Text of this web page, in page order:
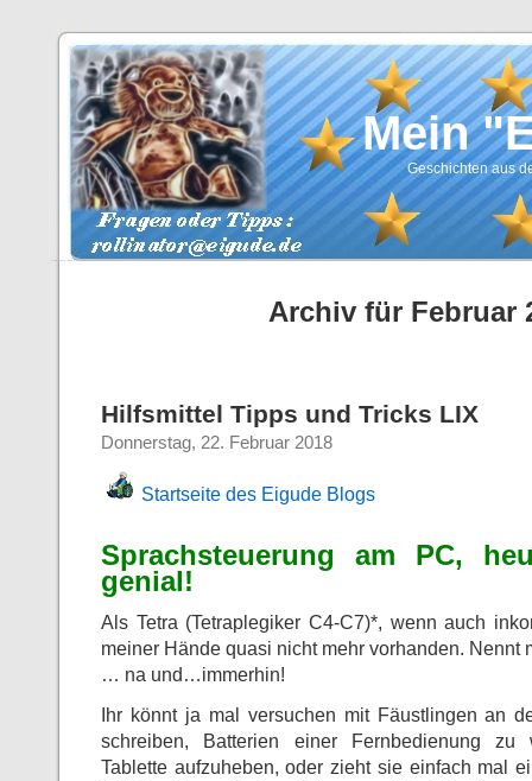
Mein
Geschichten aus
Archiv für Februar
Hilfsmittel Tipps und Tricks LIX
Donnerstag, 22. Februar 2018
Startseite des Eigude Blogs
Sprachsteuerung am PC,
genial!
Als Tetra (Tetraplegiker C4-C7)*, wenn auch
meiner Hände quasi nicht mehr vorhanden. Nennt
… na und…immerhin!
Ihr könnt ja mal versuchen mit Fäustlingen an
schreiben, Batterien einer Fernbedienung zu
Tablette aufzuheben, oder zieht sie einfach mal